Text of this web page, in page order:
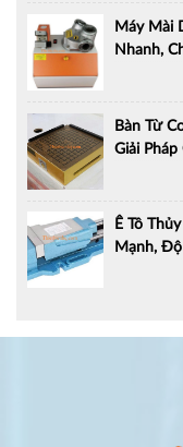
Máy Mài
Nhanh,
Bàn Từ
Giải Pháp
Ê Tô
Mạnh,